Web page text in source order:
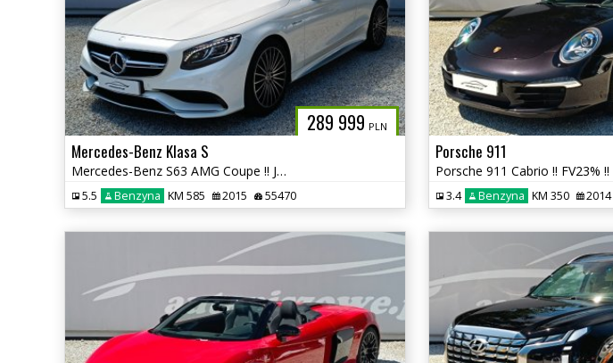
289 999 PLN
Mercedes-Benz Klasa S
Mercedes-Benz S63 AMG Coupe !! Japonia !! autaniszowe.pl
5.5 Benzyna KM 585 2015 55470
Porsche 911
3.4 Benzyna KM 350 2014